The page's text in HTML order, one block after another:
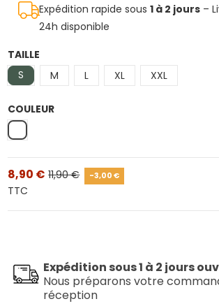
Expédition rapide sous 1 à 2 jours–
24h disponible
TAILLE
S
M L XL XXL
COULEUR
Blanc
8,90 € 11,90 € -3,00 €
TTC
Expédition sous 1 à 2 jours
Nous préparons votre
réception